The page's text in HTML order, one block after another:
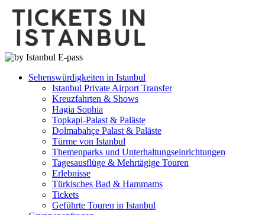
Sehenswürdigkeiten in Istanbul
Istanbul Private Airport Transfer
Kreuzfahrten & Shows
Hagia Sophia
Topkapi-Palast & Paläste
Dolmabahçe Palast & Paläste
Türme von Istanbul
Themenparks und Unterhaltungseinrichtungen
Tagesausflüge & Mehrtägige Touren
Erlebnisse
Türkisches Bad & Hammams
Tickets
Geführte Touren in Istanbul